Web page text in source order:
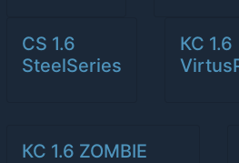
CS 1.6
SteelSeries
КС 1.6
КС 1.6 ZOMBIE